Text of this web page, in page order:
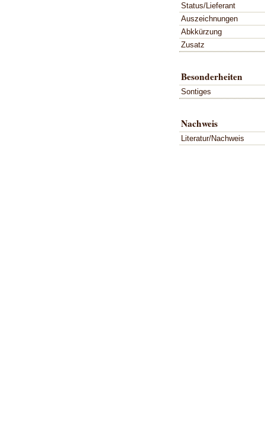
Status/Lieferant
Auszeichnungen
Abkkürzung
Zusatz
Besonderheiten
Sontiges
Nachweis
Literatur/Nachweis